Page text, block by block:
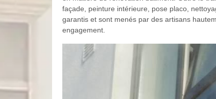
façade, peinture intérieure, pose placo,
garantis et sont menés par des artisans
engagement.